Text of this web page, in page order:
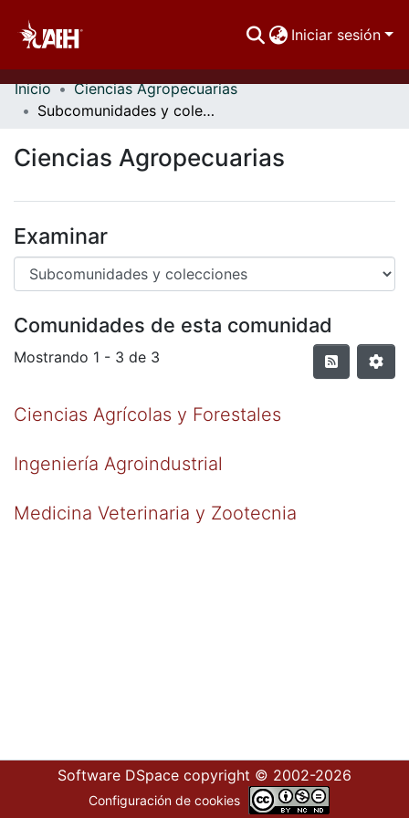
Iniciar sesión
Comunidades
Inicio
Ciencias Agropecuarias
Subcomunidades y colecciones
Ciencias Agropecuarias
Examinar
Comunidades de esta comunidad
Mostrando 1 - 3 de 3
Ciencias Agrícolas y Forestales
Ingeniería Agroindustrial
Medicina Veterinaria y Zootecnia
Software DSpace copyright © 2002-2026
Configuración de cookies